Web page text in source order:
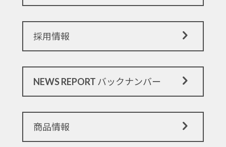
採用情報
NEWS REPORT バックナンバー
商品情報